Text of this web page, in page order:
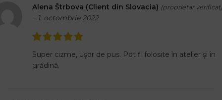
Alena Štrbova (Client din Slovacia) (proprietar verificat)
– 1. octombrie 2022
Super cizme, ușor de pus. Pot fi folosite în atelier și în
grădină.